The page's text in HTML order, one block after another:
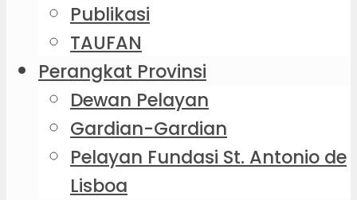
Publikasi
TAUFAN
Perangkat Provinsi
Dewan Pelayan
Gardian-Gardian
Pelayan Fundasi St. Antonio de
Lisboa